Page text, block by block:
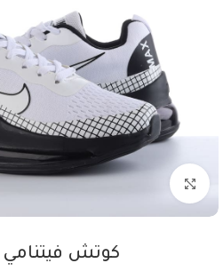
اضغط للتكبير
كوتش فيتنامي AIR-MAx